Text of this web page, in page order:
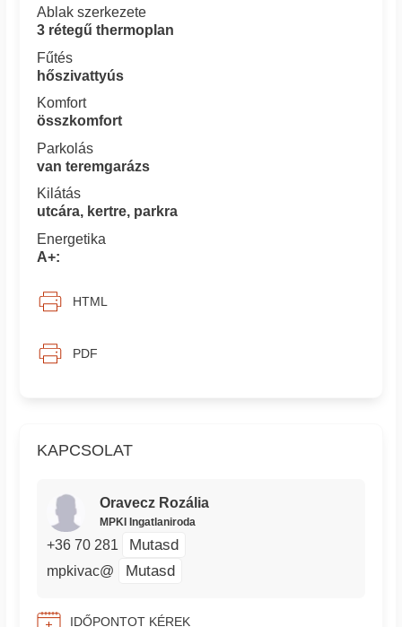
KAPCSOLAT
Oravecz Rozália
MPKI Ingatlaniroda
+36 70 281 Mutasd
mpkivac@ Mutasd
IDŐPONTOT KÉREK
Ablak szerkezete
3 rétegű thermoplan
Fűtés
hőszivattyús
Komfort
összkomfort
Parkolás
van teremgarázs
Kilátás
utcára, kertre, parkra
Energetika
A+:
HTML
PDF